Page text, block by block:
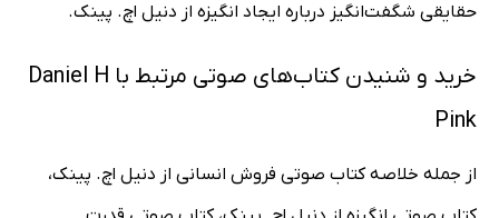
حقایقی شگفت‌انگیز درباره ایجاد انگیزه از دنیل اچ. پینک.
خرید و شنیدن کتاب‌های صوتی مرتبط با Daniel H
Pink
از جمله خلاصه کتاب صوتی فروش انسانی از دنیل اچ. پینک،